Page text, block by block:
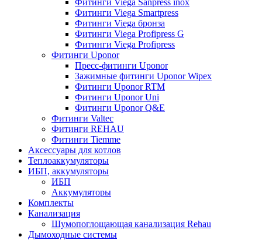
Фитинги Viega Sanpress inox
Фитинги Viega Smartpress
Фитинги Viega бронза
Фитинги Viega Profipress G
Фитинги Viega Profipress
Фитинги Uponor
Пресс-фитинги Uponor
Зажимные фитинги Uponor Wipex
Фитинги Uponor RTM
Фитинги Uponor Uni
Фитинги Uponor Q&E
Фитинги Valtec
Фитинги REHAU
Фитинги Tiemme
Аксессуары для котлов
Теплоаккумуляторы
ИБП, аккумуляторы
ИБП
Аккумуляторы
Комплекты
Канализация
Шумопоглощающая канализация Rehau
Дымоходные системы